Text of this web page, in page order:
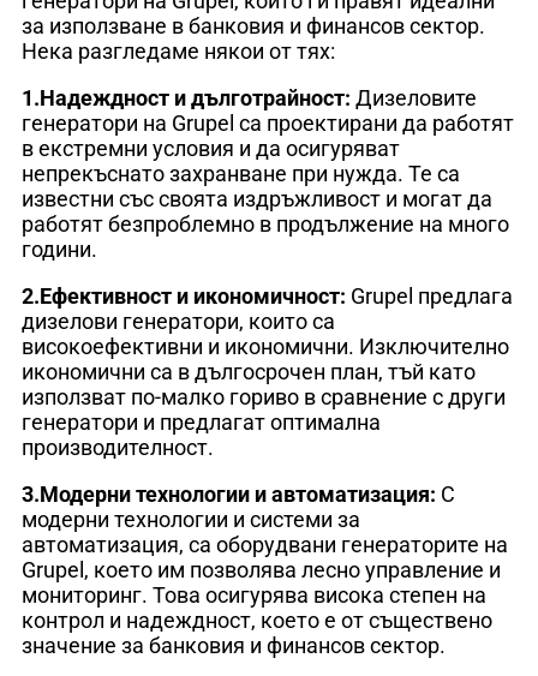
за използване в банковия и финансов сектор.
Нека разгледаме някои от тях:
1.Надеждност и дълготрайност: Дизеловите
генератори на Grupel са проектирани да работят
в екстремни условия и да осигуряват
непрекъснато захранване при нужда. Те са
известни със своята издръжливост и могат да
работят безпроблемно в продължение на много
години.
2.Ефективност и икономичност: Grupel предлага
дизелови генератори, които са
високоефективни и икономични. Изключително
икономични са в дългосрочен план, тъй като
използват по-малко гориво в сравнение с други
генератори и предлагат оптимална
производителност.
3.Модерни технологии и автоматизация: С
модерни технологии и системи за
автоматизация, са оборудвани генераторите на
Grupel, което им позволява лесно управление и
мониторинг. Това осигурява висока степен на
контрол и надеждност, което е от съществено
значение за банковия и финансов сектор.